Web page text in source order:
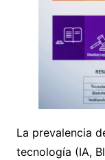
La prevalencia
tecnología (IA,